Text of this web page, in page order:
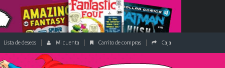
Lista de deseos Mi cuenta Carrito de compras Caja